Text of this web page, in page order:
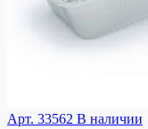
Арт. 33562 В наличии